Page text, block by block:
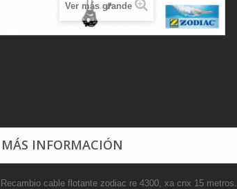
Ver más grande
MÁS INFORMACIÓN
Recambio cable flotante zodiac re 4300, xa cnx 15 metros.